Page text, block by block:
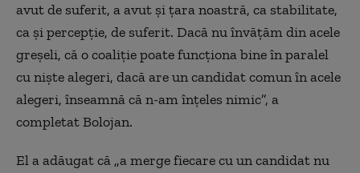
avut de suferit, a avut şi ţara noastră, ca stabilitate,
ca şi percepţie, de suferit. Dacă nu învăţăm din acele
greşeli, că o coaliţie poate funcţiona bine în paralel
cu nişte alegeri, dacă are un candidat comun în acele
alegeri, înseamnă că n-am înţeles nimic”, a
completat Bolojan.
El aadăugatcă „a merge fiecare cu un candidat nu